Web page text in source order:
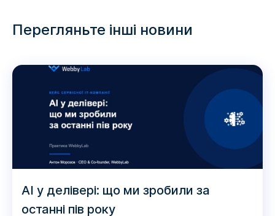
Перегляньте інші новини
AI у делівері: що ми зробили за
останні пів року